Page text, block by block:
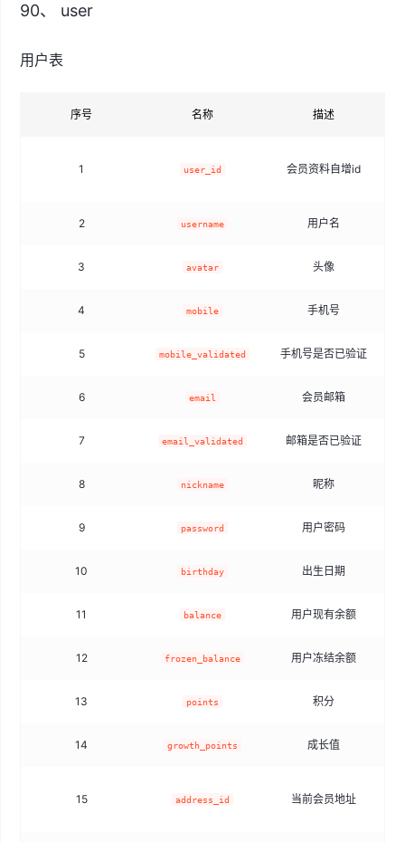
90、 user
用户表
序号 名称 描述
1 user_id 会员资料自增id
2 username 用户名
3 avatar 头像
4 mobile 手机号
5 mobile_validated 手机号是否已验证
6 email 会员邮箱
7 email_validated 邮箱是否已验证
8 nickname 昵称
9 password 用户密码
10 birthday 出生日期
11 balance 用户现有余额
12 frozen_balance 用户冻结余额
13 points 积分
14 growth_points 成长值
15 address_id 当前会员地址